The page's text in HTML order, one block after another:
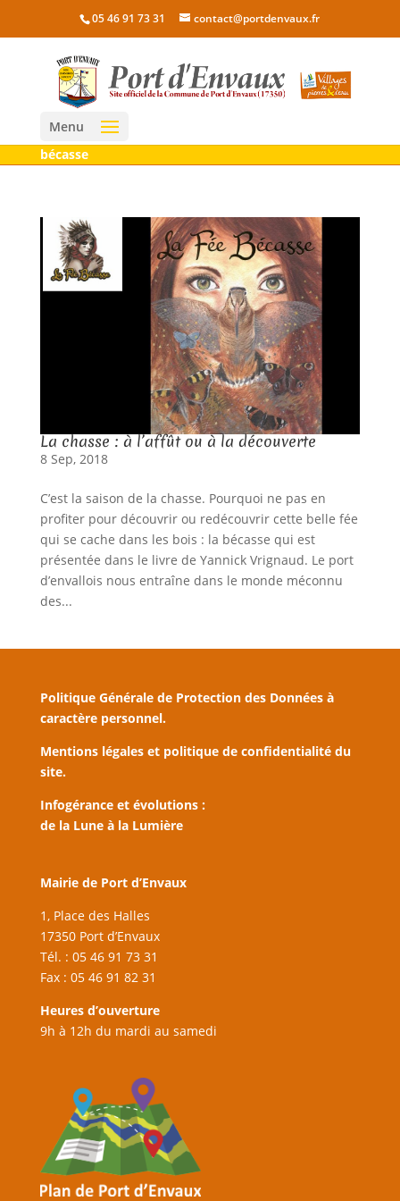
05 46 91 73 31 contact@portdenvaux.fr
Menu
bécasse
La chasse : à l’affût ou à la découverte
8 Sep, 2018
C’est la saison de la chasse. Pourquoi ne pas en
profiter pour découvrir ou redécouvrir cette belle fée
qui se cache dans les bois : la bécasse qui est
présentée dans le livre de Yannick Vrignaud. Le port
d’envallois nous entraîne dans le monde méconnu
des...
Politique Générale de Protection des Données à
caractère personnel.
Mentions légales et politique de confidentialité du
site.
Infogérance et évolutions :
de la Lune à la Lumière
Mairie de Port d’Envaux
1, Place des Halles
17350 Port d’Envaux
Tél. : 05 46 91 73 31
Fax : 05 46 91 82 31
Heures d’ouverture
9h à 12h du mardi au samedi